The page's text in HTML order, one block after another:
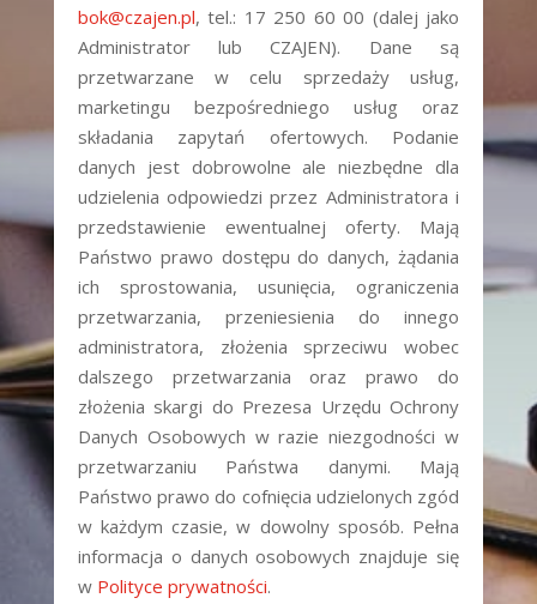
bok@czajen.pl, tel.: 17 250 60 00 (dalej jako
Administrator lub CZAJEN). Dane są
przetwarzane w celu sprzedaży usług,
marketingu bezpośredniego usług oraz
składania zapytań ofertowych. Podanie
danych jest dobrowolne ale niezbędne dla
udzielenia odpowiedzi przez Administratora i
przedstawienie ewentualnej oferty. Mają
Państwo prawo dostępu do danych, żądania
ich sprostowania, usunięcia, ograniczenia
przetwarzania, przeniesienia do innego
administratora, złożenia sprzeciwu wobec
dalszego przetwarzania oraz prawo do
złożenia skargi do Prezesa Urzędu Ochrony
Danych Osobowych w razie niezgodności w
przetwarzaniu Państwa danymi. Mają
Państwo prawo do cofnięcia udzielonych zgód
w każdym czasie, w dowolny sposób. Pełna
informacja o danych osobowych znajduje się
w Polityce prywatności.